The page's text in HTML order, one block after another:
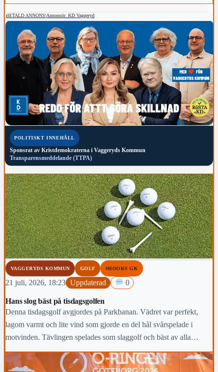
BETALD ANNONS Annonsör: KD Vaggeryd
POLITISKT INNEHÅLL
Sponsrat av Kristdemokraterna i Vaggeryds Kommun
Transparensmeddelande (TTPA)
VAGGERYDS KOMMUN GOLF #HOOKS GK
21 juli, 2026, 18:23 Uppdaterad 0
Hans slog bäst på tisdagsgolfen
Denna tisdagsgolf avgjordes på Parkbanan. Vädret var perfekt,
lagom varmt och lite vind som gjorde en del hål svårspelade i
motvinden. Tävlingen spelades som slaggolf och bäst av alla
lyckades Hans Gustafsson med 70 slag.